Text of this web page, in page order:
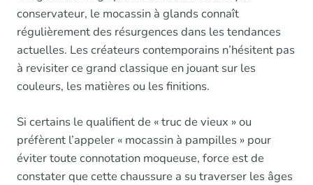
conservateur, le mocassin à glands connaît
régulièrement des résurgences dans les tendances
actuelles. Les créateurs contemporains n’hésitent pas
à revisiter ce grand classique en jouant sur les
couleurs, les matières ou les finitions.
Si certains le qualifient de « truc de vieux » ou
préfèrent l’appeler « mocassin à pampilles » pour
éviter toute connotation moqueuse, force est de
constater que cette chaussure a su traverser les âges